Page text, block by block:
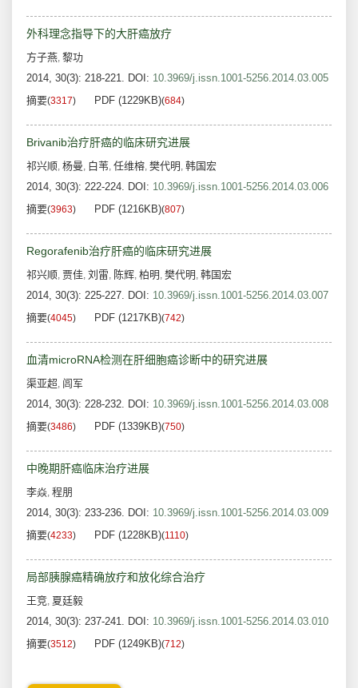
外科理念指导下的大肝癌放疗
方子燕, 黎功
2014, 30(3): 218-221. DOI: 10.3969/j.issn.1001-5256.2014.03.005
摘要(3317) PDF (1229KB)(684)
Brivanib治疗肝癌的临床研究进展
祁兴顺, 杨曼, 白苇, 任维榕, 樊代明 , 韩国宏
2014, 30(3): 222-224. DOI: 10.3969/j.issn.1001-5256.2014.03.006
摘要(3963) PDF (1216KB)(807)
Regorafenib治疗肝癌的临床研究进展
祁兴顺, 贾佳, 刘雷, 陈辉, 柏明 , 樊代明 , 韩国宏
2014, 30(3): 225-227. DOI: 10.3969/j.issn.1001-5256.2014.03.007
摘要(4045) PDF (1217KB)(742)
血清microRNA检测在肝细胞癌诊断中的研究进展
渠亚超, 闾军
2014, 30(3): 228-232. DOI: 10.3969/j.issn.1001-5256.2014.03.008
摘要(3486) PDF (1339KB)(750)
中晚期肝癌临床治疗进展
李焱, 程朋
2014, 30(3): 233-236. DOI: 10.3969/j.issn.1001-5256.2014.03.009
摘要(4233) PDF (1228KB)(1110)
局部胰腺癌精确放疗和放化综合治疗
王竞, 夏廷毅
2014, 30(3): 237-241. DOI: 10.3969/j.issn.1001-5256.2014.03.010
摘要(3512) PDF (1249KB)(712)